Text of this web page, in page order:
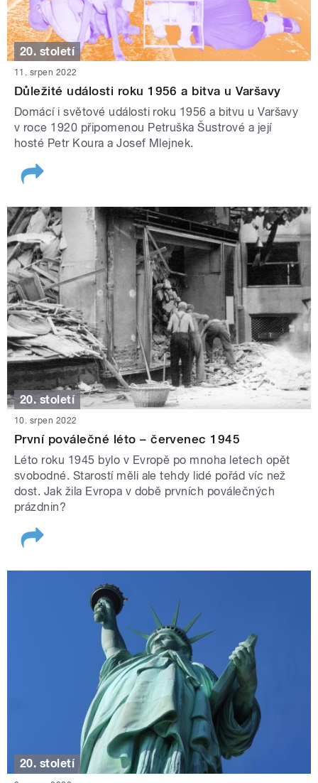
20. století
11. srpen 2022
Důležité události roku 1956 a bitva u Varšavy
Domácí i světové události roku 1956 a bitvu u Varšavy
v roce 1920 připomenou Petruška Šustrové a její
hosté Petr Koura a Josef Mlejnek.
20. století
10. srpen 2022
První poválečné léto – červenec 1945
Léto roku 1945 bylo v Evropě po mnoha letech opět
svobodné. Starostí měli ale tehdy lidé pořád víc než
dost. Jak žila Evropa v době prvních poválečných
prázdnin?
20. století